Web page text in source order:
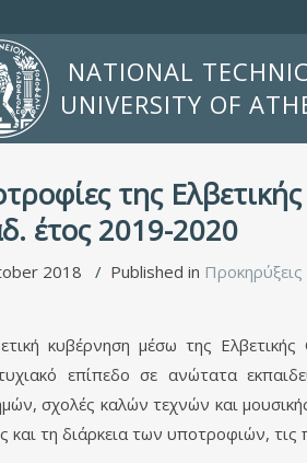
NATIONAL
UNIVERSITY OF
της
έτος 2019-2020
2018 Published in Προκηρύξεις
κυβέρνηση μέσω της
επίπεδο σε ανώτατα
σχολές καλών τεχνών και
και τη διάρκεια των υποτροφιών,